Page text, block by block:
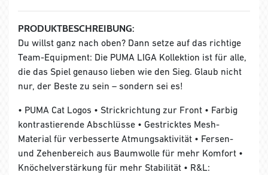
PRODUKTBESCHREIBUNG:
Du willst ganz nach oben? Dann setze auf das richtige
Team-Equipment: Die PUMA LIGA Kollektion ist für alle,
die das Spiel genauso lieben wie den Sieg. Glaub nicht
nur, der Beste zu sein – sondern sei es!
• PUMA Cat Logos • Strickrichtung zur Front • Farbig
kontrastierende Abschlüsse • Gestricktes Mesh-
Material für verbesserte Atmungsaktivität • Fersen-
und Zehenbereich aus Baumwolle für mehr Komfort •
Knöchelverstärkung für mehr Stabilität • R&L: